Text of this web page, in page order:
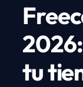
tu